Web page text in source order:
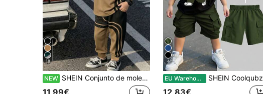
18
NEW SHEIN Conjunto de moletom e calças de fato para rapaz, preto e cáqui, com blocos de cor e estampado abstrato de ondas, manga comprida, estilo streetwear, para outono e regresso às aulas
11,99€
4
EU Warehouse SHEIN Coolqubz Conjunto de 2 peças para meninos, verão 2025, camiseta casual com estampa de urso e calça cargo verde militar sólida
12,83€